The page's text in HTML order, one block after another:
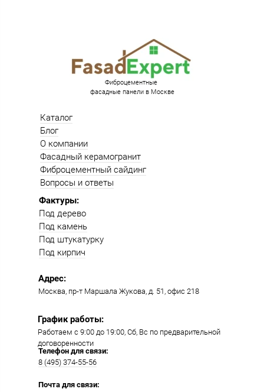
Фактуры:
Под дерево
Под камень
Под штукатурку
Под кирпич
Работаем с 9:00 до 19:00​, Сб, Вс по предварительной
договоренности
Москва, пр-т Маршала Жукова, д. 51, офис 218​​
Каталог
Блог
О компании
Фасадный керамогранит
Фиброцементный сайдинг
Вопросы и ответы
Адрес:
График работы:
Телефон для связи:
8 (495) 374-55-56​
Почта для связи:
Фиброцементные
фасадные панели в Москве